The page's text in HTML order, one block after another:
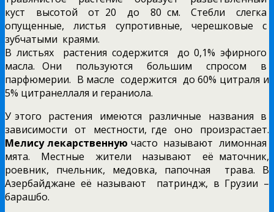
куст высотой от 20 до 80 см. Стебли слегка
опущенные, листья супротивные, черешковые с
зубчатыми краями.
В листьях растения содержится до 0,1% эфирного
масла. Они пользуются большим спросом в
парфюмерии. В масле содержится до 60% цитраля и
5% цитранеллаля и гераниола.
У этого растения имеются различные названия в
зависимости от местности, где оно произрастает.
Мелису лекарственную часто называют лимонная
мята. Местные жители называют её маточник,
роевник, пчельник, медовка, папочная трава. В
Азербайджане её называют патриндж, в Грузии –
барашбо.